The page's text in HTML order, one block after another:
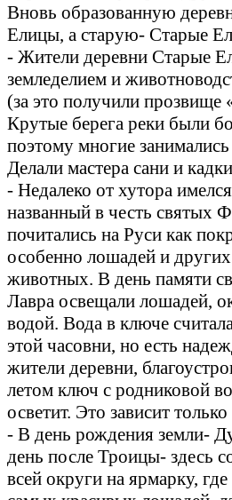
Вновь образованную
Елицы, а старую- Старые
- Жители деревни Старые
земледелием и
(за это получили прозвище
Крутые берега реки были
поэтому многие
Делали мастера сани и
- Недалеко от хутора
названный в честь святых
почитались на Руси как
особенно лошадей и
животных. В день памяти
Лавра освещали лошадей,
водой. Вода в ключе
этой часовни, но есть
жители деревни,
летом ключ с родниковой
осветит. Это зависит только
- В день рождения земли-
день после Троицы- здесь
всей округи на ярмарку,